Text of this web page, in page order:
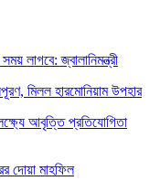
লাগবে: জ্বালানিমন্ত্রী
মিলল হারমোনিয়াম উপহার
আবৃত্তি প্রতিযোগিতা
দোয়া মাহফিল